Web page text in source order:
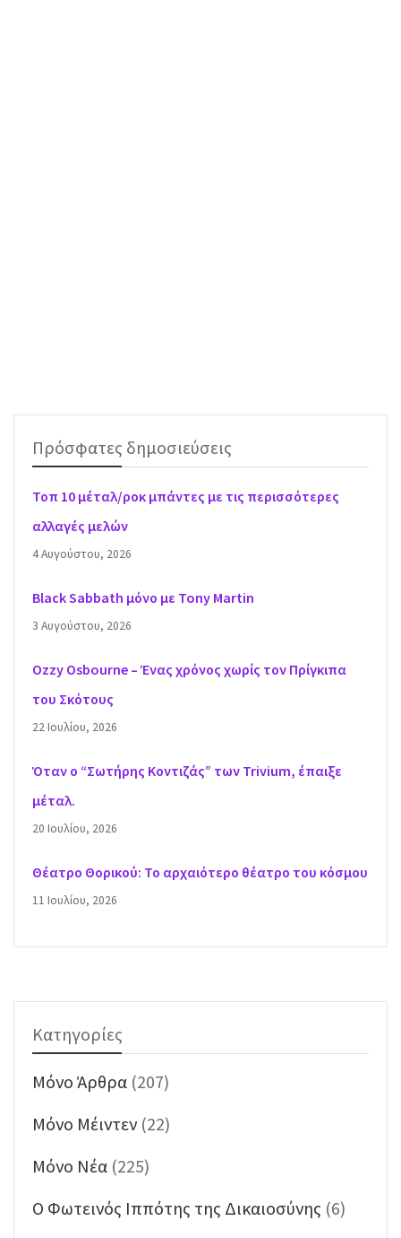
Πρόσφατες δημοσιεύσεις
Τοπ 10 μέταλ/ροκ μπάντες με τις περισσότερες
αλλαγές μελών
4 Αυγούστου, 2026
Black Sabbath μόνο με Tony Martin
3 Αυγούστου, 2026
Ozzy Osbourne – Ένας χρόνος χωρίς τον Πρίγκιπα
του Σκότους
22 Ιουλίου, 2026
Όταν ο “Σωτήρης Κοντιζάς” των Trivium, έπαιξε
μέταλ.
20 Ιουλίου, 2026
Θέατρο Θορικού: Το αρχαιότερο θέατρο του κόσμου
11 Ιουλίου, 2026
Κατηγορίες
Mόνο Άρθρα (207)
Mόνο Μέιντεν (22)
Mόνο Νέα (225)
O Φωτεινός Ιππότης της Δικαιοσύνης (6)